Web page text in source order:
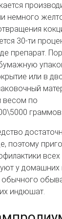
немного
30-ти
препарат.
или в
весом по
граммов.
поэтому
у домашних
обычного
индюшат.